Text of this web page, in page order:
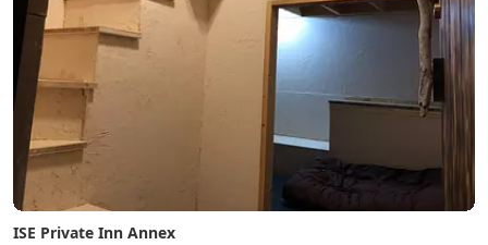
ISE Private Inn Annex